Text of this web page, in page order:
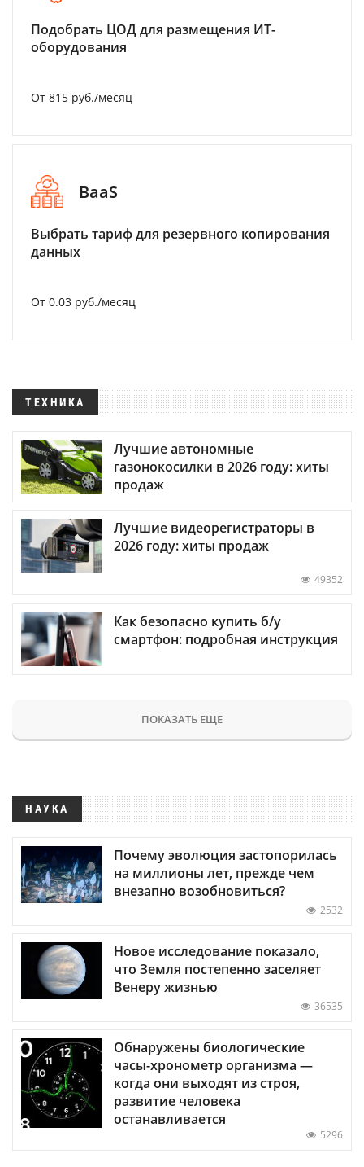
Подобрать ЦОД для размещения ИТ-
оборудования
От 815 руб./месяц
BaaS
Выбрать тариф для резервного копирования
данных
От 0.03 руб./месяц
ТЕХНИКА
Лучшие автономные
газонокосилки в 2026 году: хиты
продаж
Лучшие видеорегистраторы в
2026 году: хиты продаж
49352
Как безопасно купить б/у
смартфон: подробная инструкция
ПОКАЗАТЬ ЕЩЕ
НАУКА
Почему эволюция застопорилась
на миллионы лет, прежде чем
внезапно возобновиться?
2532
Новое исследование показало,
что Земля постепенно заселяет
Венеру жизнью
36535
Обнаружены биологические
часы-хронометр организма —
когда они выходят из строя,
развитие человека
останавливается
5296